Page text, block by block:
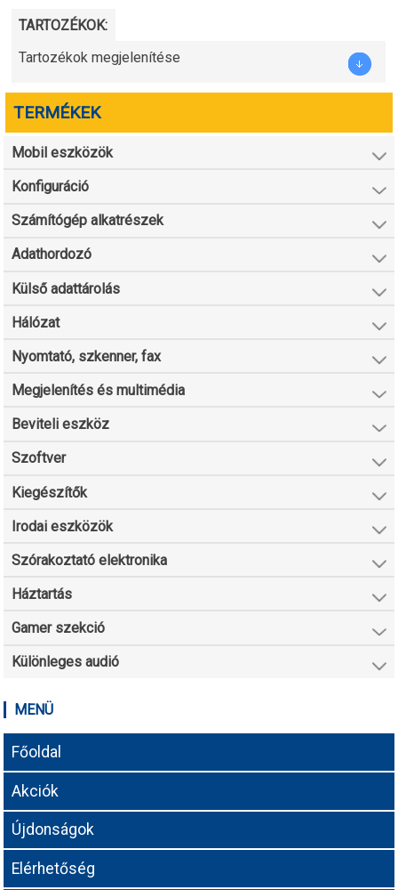
TARTOZÉKOK:
Tartozékok megjelenítése
TERMÉKEK
Mobil eszközök
Konfiguráció
Számítógép alkatrészek
Adathordozó
Külső adattárolás
Hálózat
Nyomtató, szkenner, fax
Megjelenítés és multimédia
Beviteli eszköz
Szoftver
Kiegészítők
Irodai eszközök
Szórakoztató elektronika
Háztartás
Gamer szekció
Különleges audió
MENÜ
Főoldal
Akciók
Újdonságok
Elérhetőség